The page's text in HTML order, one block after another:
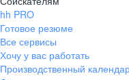
Владивосток
пер. Ланинский д. 4, офис
+7 423 202-33-28
hh PRO
Готовое резюме
Все сервисы
Хочу у вас работать
Производственный